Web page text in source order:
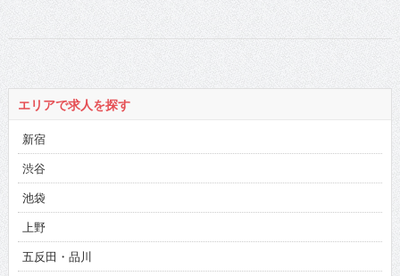
エリアで求人を探す
新宿
渋谷
池袋
上野
五反田・品川